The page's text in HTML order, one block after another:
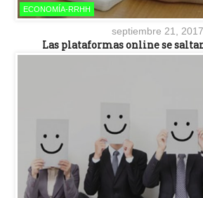
ECONOMÍA-RRHH
septiembre 21, 2017
Las plataformas online se